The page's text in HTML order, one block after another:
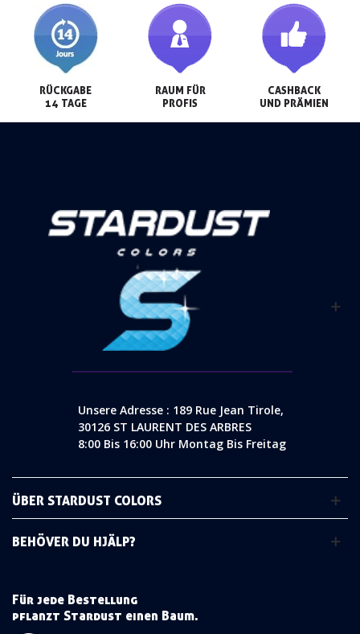
RÜCKGABE
14 TAGE
RAUM FÜR
PROFIS
CASHBACK
UND PRÄMIEN
Unsere Adresse : 189 Rue Jean Tirole,
30126 ST LAURENT DES ARBRES
8:00 Bis 16:00 Uhr Montag Bis Freitag
ÜBER STARDUST COLORS
BEHÖVER DU HJÄLP?
Für jede Bestellung
pflanzt Stardust einen Baum.